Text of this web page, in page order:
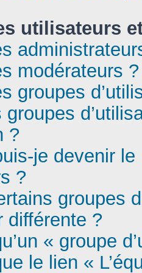
utilisateurs
modérateurs ?
groupes
?
je devenir le
?
groupes
différente ?
« groupe
le lien «